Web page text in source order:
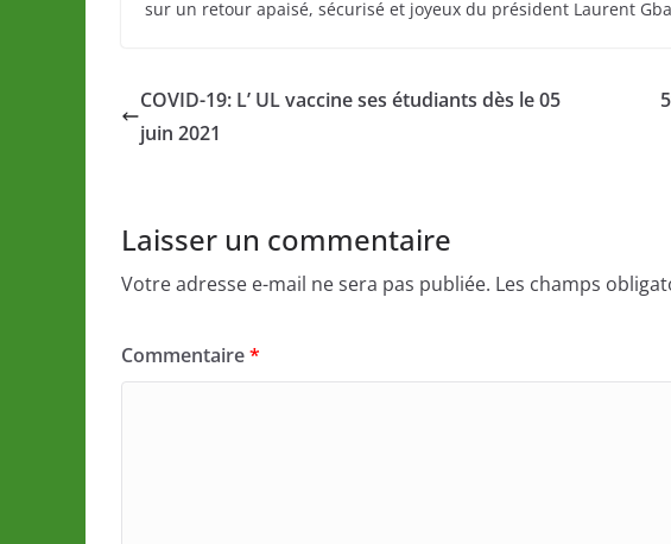
sur un retour apaisé, sécurisé et joyeux du président Laurent
COVID-19: L’ UL vaccine ses étudiants dès le 05
juin 2021
Laisser un commentaire
Votre adresse e-mail ne sera pas publiée. Les champs
Commentaire*